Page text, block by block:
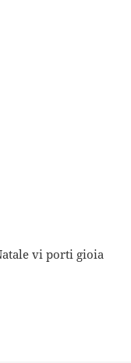
vi porti gioia